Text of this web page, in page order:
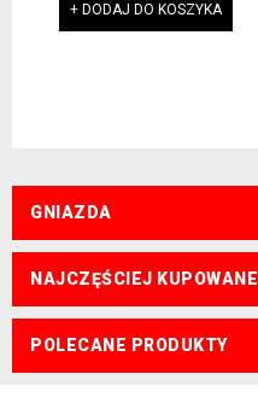
+ DODAJ DO KOSZYKA
GNIAZDA
NAJCZĘŚCIEJ KUPOWANE
POLECANE PRODUKTY